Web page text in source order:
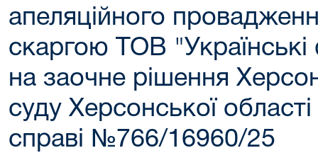
апеляційного
скаргою ТОВ "Українські
на заочне рішення
суду Херсонської
справі №766/16960/25